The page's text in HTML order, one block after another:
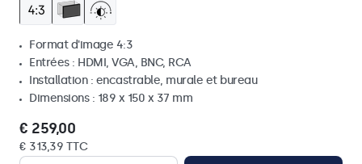
Format d'image 4:3
Entrées : HDMI, VGA, BNC, RCA
Installation : encastrable, murale et bureau
Dimensions : 189 x 150 x 37 mm
€ 259,00
€ 313,39 TTC